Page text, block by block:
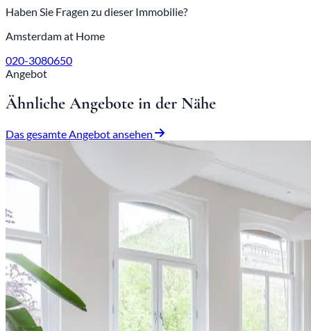
Haben Sie Fragen zu dieser Immobilie?
Amsterdam at Home
020-3080650
Angebot
Ähnliche Angebote in der Nähe
Das gesamte Angebot ansehen